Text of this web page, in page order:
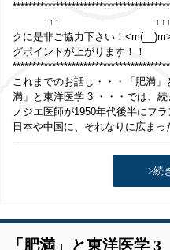
↑↑↑ ↑↑↑この2つの
クに是非ご協力下さい！
グポイントが上がります！！
これまでのお話し・・・「肥満
満」と東洋医学 3 ・・・では、
ノジエ医師が1950年代後半にフ
日本や中国に、それなりに広まっ
>続
「肥満」と東洋医学 3